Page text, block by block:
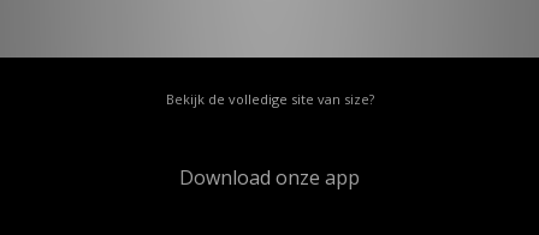
Bekijk de volledige site van size?
Download onze app